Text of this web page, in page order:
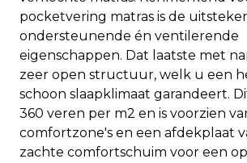
pocketvering matras is de
ondersteunende én ventilerende
eigenschappen. Dat laatste met
zeer open structuur, welk u een
schoon slaapklimaat garandeert.
360 veren per m2 en is voorzien
comfortzone's en een afdekplaat
zachte comfortschuim voor een